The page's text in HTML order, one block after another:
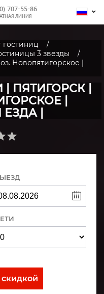
707-55-86
ЛИНИЯ
гостиниц
3 звезды
Новопятигорское |
ПЯТИГОРСК |
|
|
скидкой